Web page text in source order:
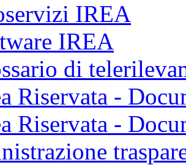
IREA
IREA
di
Riservata -
Riservata -